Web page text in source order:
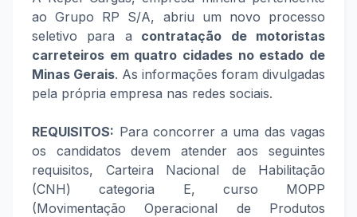
ao Grupo RP S/A, abriu um novo processo
seletivo para a contratação de motoristas
carreteiros em quatro cidades no estado de
Minas Gerais. As informações foram divulgadas
pela própria empresa nas redes sociais.
REQUISITOS: Para concorrer a uma das vagas
os candidatos devem atender aos seguintes
requisitos, Carteira Nacional de Habilitação
(CNH) categoria E, curso MOPP
(Movimentação Operacional de Produtos